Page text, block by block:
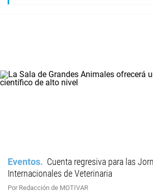
Eventos
Cuenta regresiva para las
Internacionales de Veterinaria
Por Redacción de MOTIVAR